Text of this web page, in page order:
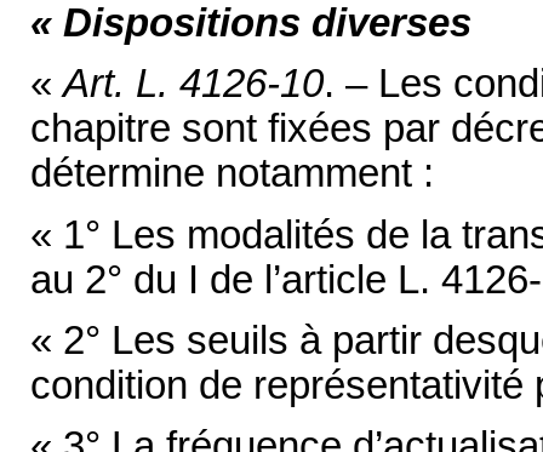
« Dispositions diverses
«Art. L. 4126-10. – Les
chapitre sont fixées par
détermine notamment :
« 1° Les modalités de la
au 2° du I de l’article L.
« 2° Les seuils à partir
condition de représentativité